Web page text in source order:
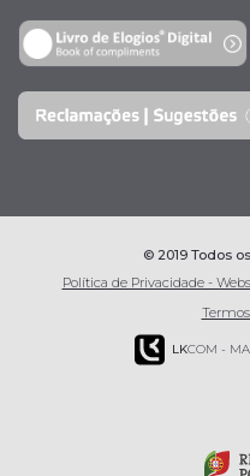
© 2019 Todos
Política de Privacidade -
LKCOM -